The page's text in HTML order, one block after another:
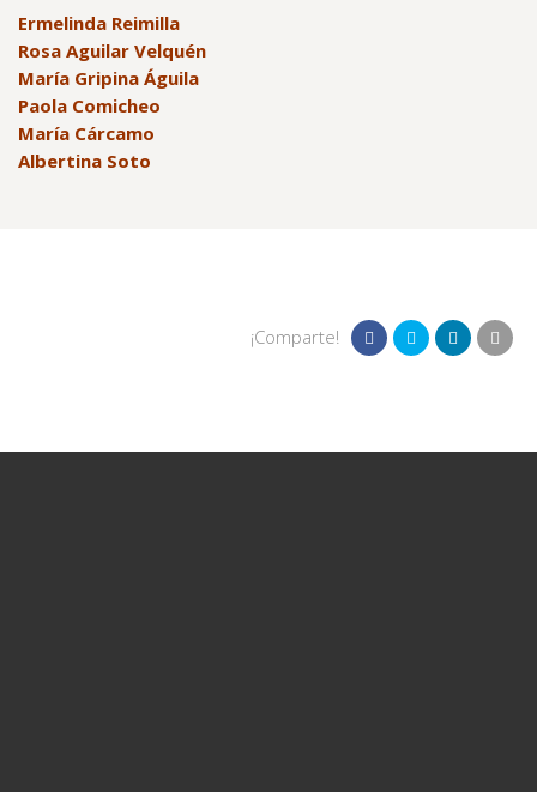
Ermelinda Reimilla
Rosa Aguilar Velquén
María Gripina Águila
Paola Comicheo
María Cárcamo
Albertina Soto
¡Comparte!